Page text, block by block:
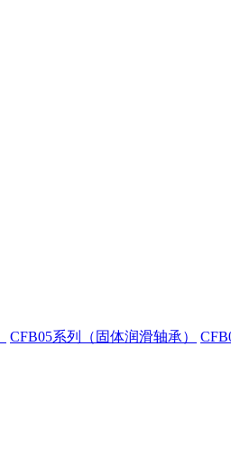
CFB05系列（固体润滑轴承）